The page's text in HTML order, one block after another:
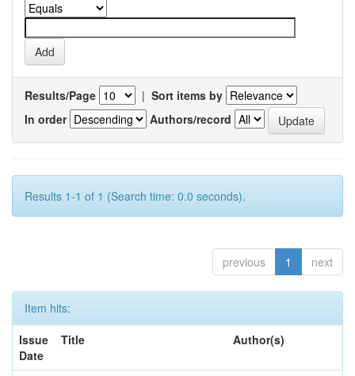
Results/Page | Sort items by
In order
Authors/record
Results 1-1 of 1 (Search time: 0.0 seconds).
previous 1 next
Item hits:
Issue
Date
Title Author(s)